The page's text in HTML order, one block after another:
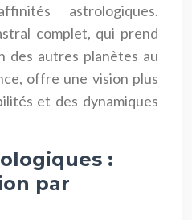
astrologiques.
complet, qui prend
des autres planètes au
offre une vision plus
et des dynamiques
:
par